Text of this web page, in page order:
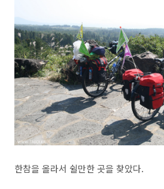
한참을 올라서 쉴만한 곳을 찾았다.